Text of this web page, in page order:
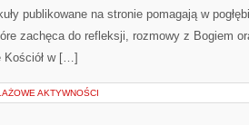
publikowane na stronie pomagają w
zachęca do refleksji, rozmowy z Bogiem
Kościół w […]
AKTYWNOŚCI